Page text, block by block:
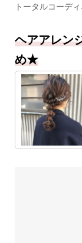
トータルコーデ
ヘアアレン
め★